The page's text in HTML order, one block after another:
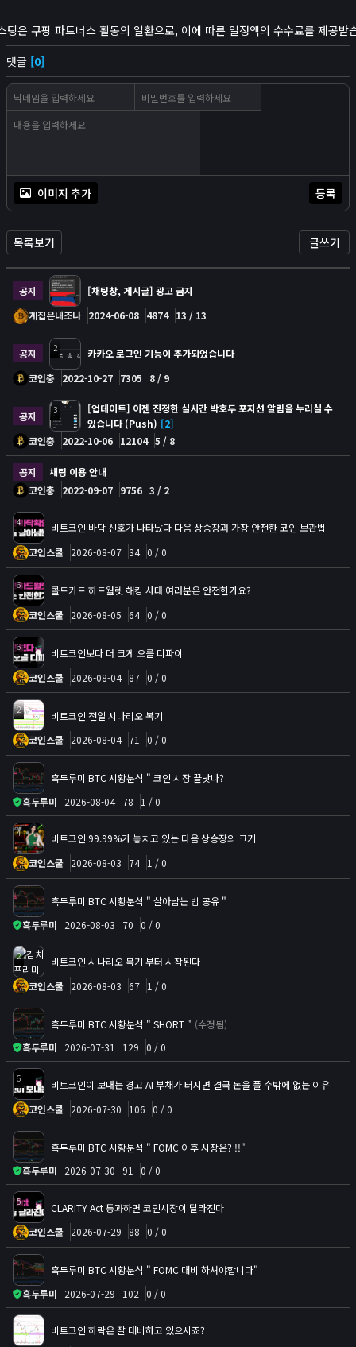
팅은 쿠팡 파트너스 활동의 일환으로, 이에 따른 일정액의 수수료를 제공받
댓글 [0]
이미지 추가 등록
목록보기 글쓰기
공지
[채팅창, 게시글] 광고 금지
계집은내조나 2024-06-08 4874 13 / 13
공지 2
카카오 로그인 기능이 추가되었습니다
코인충 2022-10-27 7305 8 / 9
공지 3
[업데이트] 이젠 진정한 실시간 박호두 포지션 알림을 누리실 수
있습니다 (Push) [2]
코인충 2022-10-06 12104 5 / 8
공지
채팅 이용 안내
코인충 2022-09-07 9756 3 / 2
4
비트코인 바닥 신호가 나타났다 다음 상승장과 가장 안전한 코인 보관법
코인스쿨 2026-08-07 34 0 / 0
6
콜드카드 하드월렛 해킹 사태 여러분은 안전한가요?
코인스쿨 2026-08-05 64 0 / 0
6
비트코인보다 더 크게 오를 디파이
코인스쿨 2026-08-04 87 0 / 0
2
비트코인 전일 시나리오 복기
코인스쿨 2026-08-04 71 0 / 0
흑두루미 BTC 시황분석 " 코인 시장 끝낫나?
흑두루미
2026-08-04 78 1 / 0
4
비트코인 99.99%가 놓치고 있는 다음 상승장의 크기
코인스쿨 2026-08-03 74 1 / 0
흑두루미 BTC 시황분석 " 살아남는 법 공유 "
흑두루미
2026-08-03 70 0 / 0
2
비트코인 시나리오 복기 부터 시작된다
코인스쿨 2026-08-03 67 1 / 0
흑두루미 BTC 시황분석 " SHORT " (수정됨)
흑두루미
2026-07-31 129 0 / 0
6
비트코인이 보내는 경고 AI 부채가 터지면 결국 돈을 풀 수밖에 없는 이유
코인스쿨 2026-07-30 106 0 / 0
흑두루미 BTC 시황분석 " FOMC 이후 시장은? !!"
흑두루미
2026-07-30 91 0 / 0
5
CLARITY Act 통과하면 코인시장이 달라진다
코인스쿨 2026-07-29 88 0 / 0
흑두루미 BTC 시황분석 " FOMC 대비 하셔야합니다"
흑두루미
2026-07-29 102 0 / 0
비트코인 하락은 잘 대비하고 있으시죠?